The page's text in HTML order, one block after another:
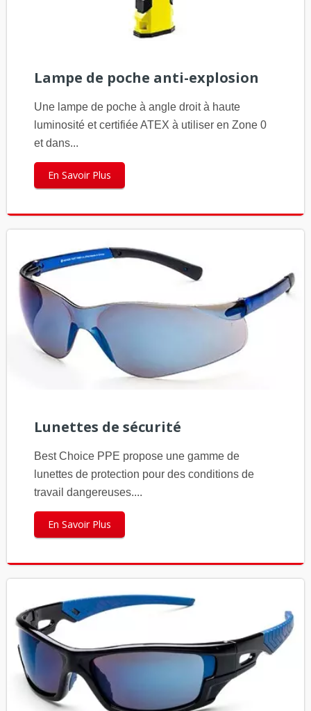
Lampe de poche anti-explosion
Une lampe de poche à angle droit à haute
luminosité et certifiée ATEX à utiliser en Zone 0
et dans...
En Savoir Plus
Lunettes de sécurité
Best Choice PPE propose une gamme de
lunettes de protection pour des conditions de
travail dangereuses....
En Savoir Plus